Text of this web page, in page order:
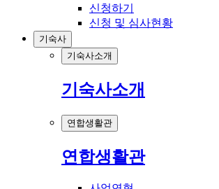
신청하기
신청 및 심사현황
기숙사
기숙사소개
기숙사소개
연합생활관
연합생활관